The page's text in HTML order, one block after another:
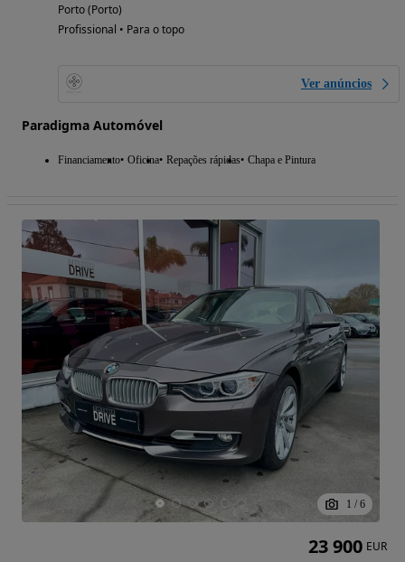
Porto (Porto)
Profissional • Para o topo
Ver anúncios
Paradigma Automóvel
Financiamento Oficina Repações rápidas Chapa e Pintura
1 / 6
23 900 EUR